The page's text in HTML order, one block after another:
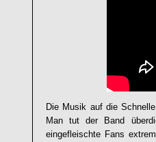
Die Musik auf die
Man tut der Band
eingefleischte Fans